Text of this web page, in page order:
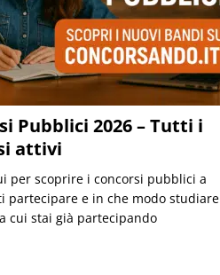
Pubblici 2026 – Tutti i
attivi
per scoprire i concorsi pubblici a
partecipare e in che modo studiare
cui stai già partecipando